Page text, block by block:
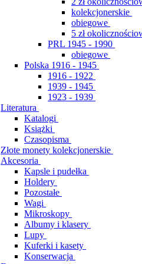
kolekcjonerskie
obiegowe
5 zł
PRL 1945 - 1990
obiegowe
Polska 1916 - 1945
1916 - 1922
1939 - 1945
1923 - 1939
Literatura
Katalogi
Książki
Czasopisma
Złote monety kolekcjonerskie
Akcesoria
Kapsle i pudełka
Holdery
Pozostałe
Wagi
Mikroskopy
Albumy i klasery
Lupy
Kuferki i kasety
Konserwacja